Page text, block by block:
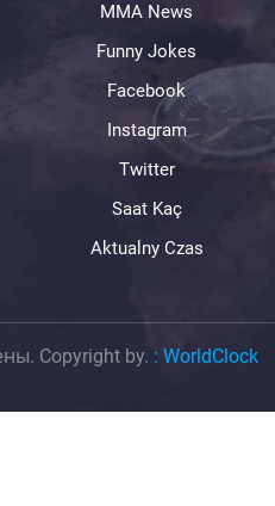
MMA News
Funny Jokes
Facebook
Instagram
Twitter
Saat Kaç
Aktualny Czas
Copyright by. : WorldClock